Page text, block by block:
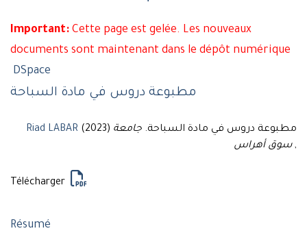
Important: Cette page est gelée. Les nouveaux
documents sont maintenant dans le dépôt numérique
DSpace
مطبوعة دروس في مادة السباحة
Riad LABAR (2023) مطبوعة دروس في مادة السباحة. جامعة
سوق أهراس,
Télécharger
Résumé